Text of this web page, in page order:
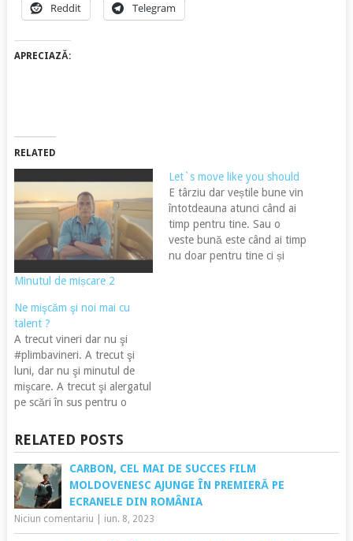
Reddit Telegram
APRECIAZĂ:
RELATED
Minutul de mișcare 2
Let`s move like you should
E târziu dar veștile bune vin
întotdeauna atunci când ai
timp pentru tine. Sau o
veste bună este când ai timp
nu doar pentru tine ci și
Ne mişcăm şi noi mai cu
talent ?
A trecut vineri dar nu şi
#plimbavineri. A trecut şi
luni, dar nu şi minutul de
mişcare. A trecut şi alergatul
pe scări în sus pentru o
cu aproape toate cojoacele.
Mai lipseşte abonamentul la
sală ca să scăpăm cumva, pe
ultima sută de…
RELATED POSTS
CARBON, CEL MAI DE SUCCES FILM
MOLDOVENESC AJUNGE ÎN PREMIERĂ PE
ECRANELE DIN ROMÂNIA
Niciun comentariu iun. 8, 2023